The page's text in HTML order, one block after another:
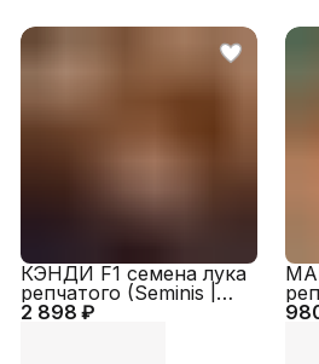
2 898 ₽
КЭНДИ F1 семена лука
репчатого (Seminis |
Alexagro)